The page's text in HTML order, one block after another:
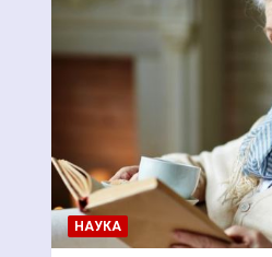
НАУКА